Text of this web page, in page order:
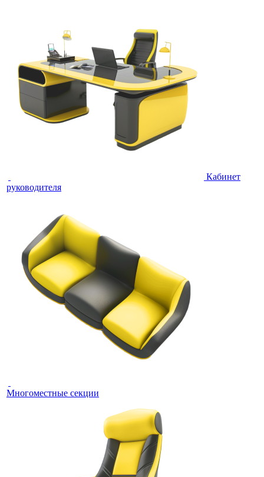
Кабинет
руководителя
Многоместные секции